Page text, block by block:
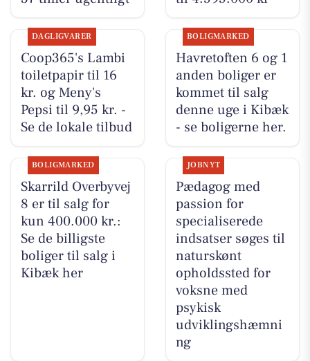
DAGLIGVARER
Coop365's Lambi
toiletpapir til 16
kr. og Meny's
Pepsi til 9,95 kr. -
Se de lokale tilbud
BOLIGMARKED
Havretoften 6 og 1
anden boliger er
kommet til salg
denne uge i Kibæk
- se boligerne her.
BOLIGMARKED
Skarrild Overbyvej
8 er til salg for
kun 400.000 kr.:
Se de billigste
boliger til salg i
Kibæk her
JOBNYT
Pædagog med
passion for
specialiserede
indsatser søges til
naturskønt
opholdssted for
voksne med
psykisk
udviklingshæmni
ng